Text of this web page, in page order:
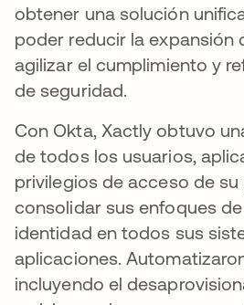
obtener una solución
poder reducir la expansión
agilizar el cumplimiento y
de seguridad.
Con Okta, Xactly obtuvo
de todos los usuarios,
privilegios de acceso de
consolidar sus enfoques
identidad en todos sus
aplicaciones.
incluyendo el